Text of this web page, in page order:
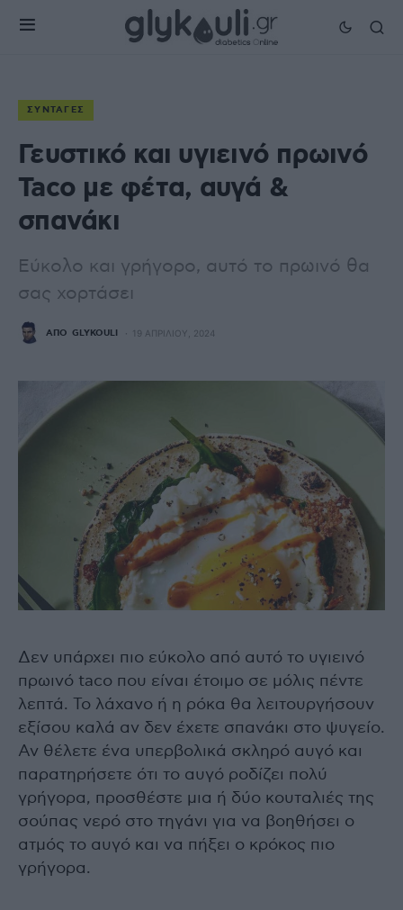
ΣΥΝΤΑΓΈΣ
Γευστικό και υγιεινό πρωινό
Taco με φέτα, αυγά &
σπανάκι
Εύκολο και γρήγορο, αυτό το πρωινό θα
σας χορτάσει
ΑΠΌ GLYKOULI 19 ΑΠΡΙΛΊΟΥ, 2024
Δεν υπάρχει πιο εύκολο από αυτό το υγιεινό
πρωινό taco που είναι έτοιμο σε μόλις πέντε
λεπτά. Το λάχανο ή η ρόκα θα λειτουργήσουν
εξίσου καλά αν δεν έχετε σπανάκι στο ψυγείο.
Αν θέλετε ένα υπερβολικά σκληρό αυγό και
παρατηρήσετε ότι το αυγό ροδίζει πολύ
γρήγορα, προσθέστε μια ή δύο κουταλιές της
σούπας νερό στο τηγάνι για να βοηθήσει ο
ατμός το αυγό και να πήξει ο κρόκος πιο
γρήγορα.